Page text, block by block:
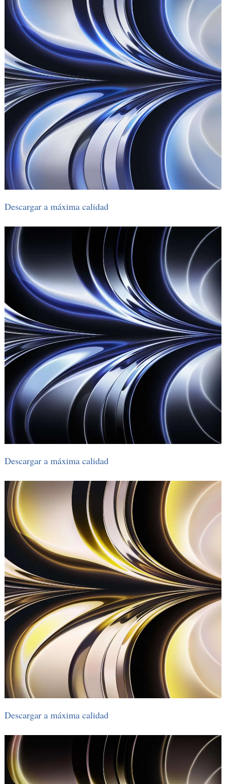
Descargar a máxima calidad
Descargar a máxima calidad
Descargar a máxima calidad